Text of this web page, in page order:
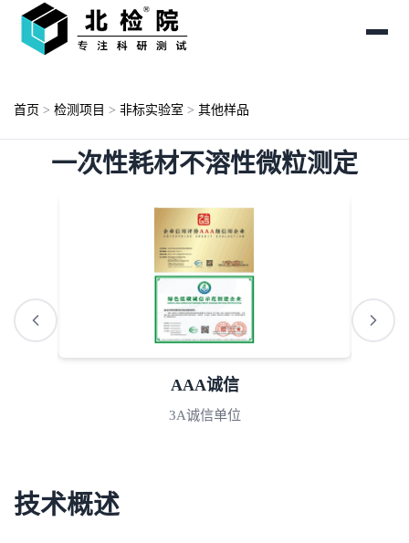
首页 > 检测项目 > 非标实验室 > 其他样品
一次性耗材不溶性微粒测定
AAA诚信
3A诚信单位
技术概述